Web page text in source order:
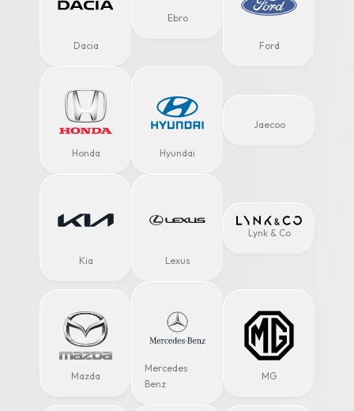
Dacia
Ebro
Ford
Honda Hyundai
Jaecoo
Kia Lexus
Lynk & Co
Mazda
Mercedes
Benz
MG